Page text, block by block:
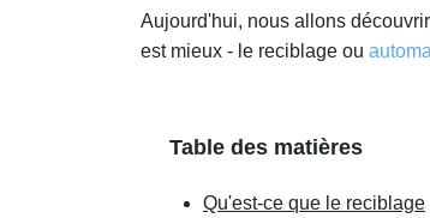
Aujourd'hui, nous allons
est mieux - le reciblage ou
Table des matières
Qu'est-ce que le reciblage